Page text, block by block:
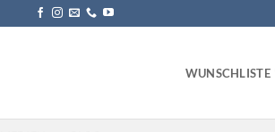
WUNSCHLISTE